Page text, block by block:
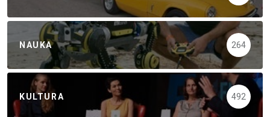
NAUKA 264
KULTURA 492